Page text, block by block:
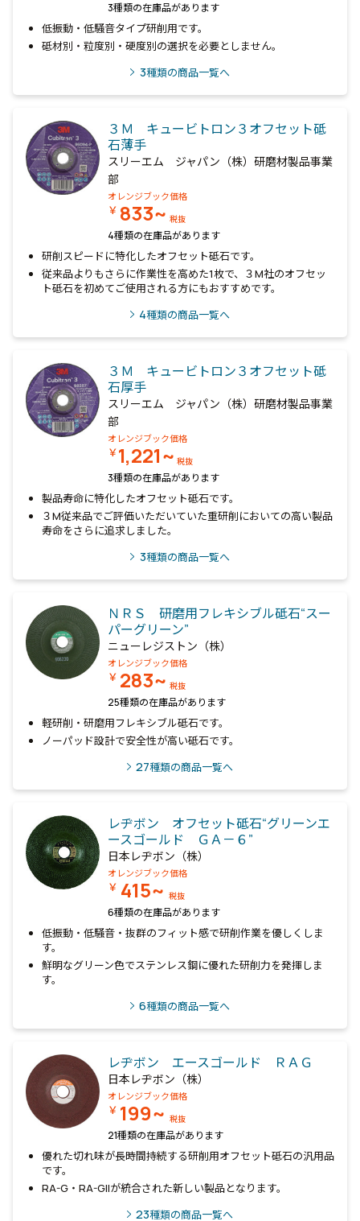
3種類の在庫品があります
低振動・低騒音タイプ研削用です。
砥材別・粒度別・硬度別の選択を必要としません。
3種類の商品一覧へ
３Ｍ キュービトロン３オフセット砥
石薄手
スリーエム ジャパン（株）研磨材製品事業
部
オレンジブック価格
￥ 833~ 税抜
4種類の在庫品があります
研削スピードに特化したオフセット砥石です。
従来品よりもさらに作業性を高めた1枚で、３M社のオフセッ
ト砥石を初めてご使用される方にもおすすめです。
4種類の商品一覧へ
３Ｍ キュービトロン３オフセット砥
石厚手
スリーエム ジャパン（株）研磨材製品事業
部
オレンジブック価格
￥1,221~ 税抜
3種類の在庫品があります
製品寿命に特化したオフセット砥石です。
３M従来品でご評価いただいていた重研削においての高い製品
寿命をさらに追求しました。
3種類の商品一覧へ
ＮＲＳ 研磨用フレキシブル砥石“スー
パーグリーン”
ニューレジストン（株）
オレンジブック価格
￥ 283~ 税抜
25種類の在庫品があります
軽研削・研磨用フレキシブル砥石です。
ノーパッド設計で安全性が高い砥石です。
27種類の商品一覧へ
レヂボン オフセット砥石“グリーンエ
ースゴールド ＧＡ－６”
日本レヂボン（株）
オレンジブック価格
￥ 415~ 税抜
6種類の在庫品があります
低振動・低騒音・抜群のフィット感で研削作業を優しくしま
す。
鮮明なグリーン色でステンレス鋼に優れた研削力を発揮しま
す。
6種類の商品一覧へ
レヂボン エースゴールド ＲＡＧ
日本レヂボン（株）
オレンジブック価格
￥ 199~ 税抜
21種類の在庫品があります
優れた切れ味が長時間持続する研削用オフセット砥石の汎用品
です。
RA-G・RA-GIIが統合された新しい製品となります。
23種類の商品一覧へ